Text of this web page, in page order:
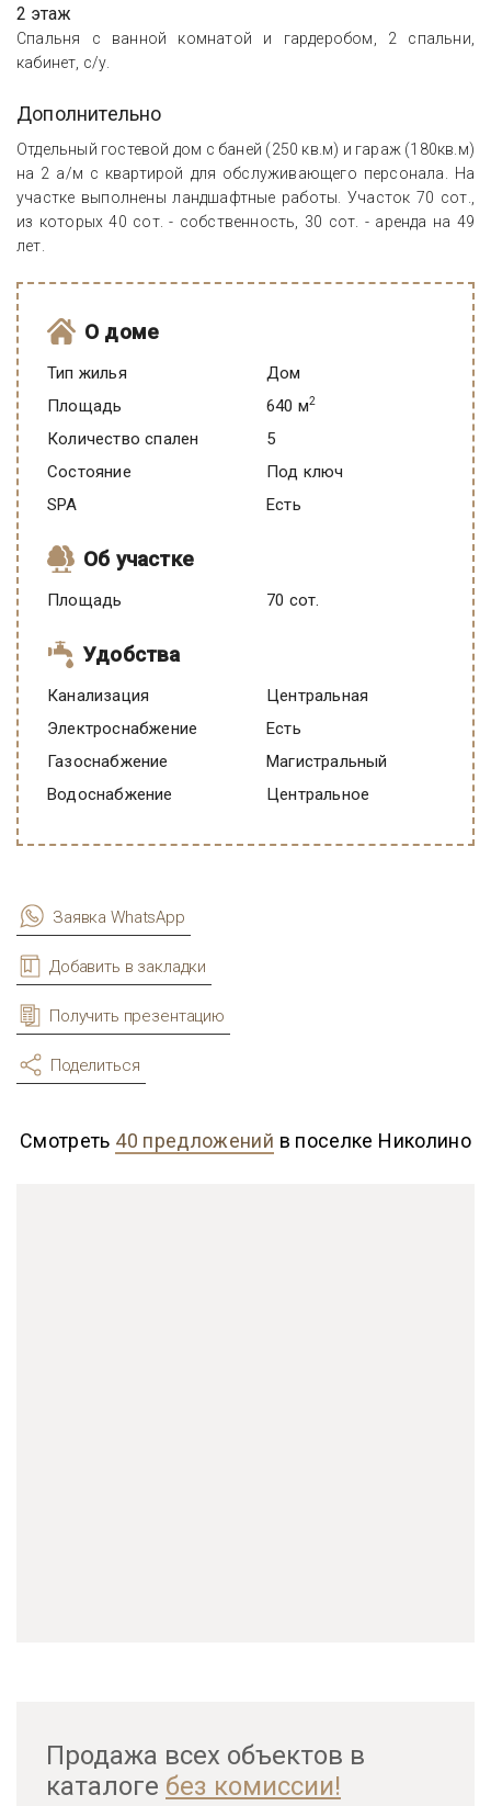
2 этаж
Спальня с ванной комнатой и гардеробом, 2 спальни,
кабинет, с/у.
Дополнительно
Отдельный гостевой дом с баней (250 кв.м) и гараж (180кв.м)
на 2 а/м с квартирой для обслуживающего персонала. На
участке выполнены ландшафтные работы. Участок 70 сот.,
из которых 40 сот. - собственность, 30 сот. - аренда на 49
лет.
О доме
Тип жилья
Дом
Площадь
640 м2
Количество спален
5
Состояние
под ключ
SPA
есть
Об участке
Площадь 70 сот.
Удобства
Канализация
Центральная
Электроснабжение
есть
Газоснабжение
Магистральный
Водоснабжение
Центральное
Заявка WhatsApp
Добавить в закладки
Получить презентацию
Поделиться
Смотреть 40 предложений в поселке Николино
Продажа всех объектов в
каталоге без комиссии!